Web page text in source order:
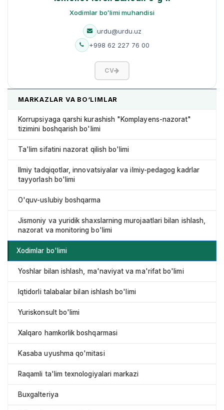
Xodimlar boʻlimi muhandisi
urdu@urdu.uz
+998 62 227 76 00
CV
MARKAZLAR VA BO‘LIMLAR
Korrupsiyaga qarshi kurashish "Komplayens-nazorat"
tizimini boshqarish bo'limi
Ta'lim sifatini nazorat qilish bo'limi
Ilmiy tadqiqotlar, innovatsiyalar va ilmiy-pedagog kadrlar
tayyorlash bo'limi
O'quv-uslubiy boshqarma
Jismoniy va yuridik shaxslarning murojaatlari bilan ishlash,
nazorat va monitoring bo'limi
Xodimlar bo'limi
Yoshlar bilan ishlash, ma'naviyat va ma'rifat bo'limi
Iqtidorli talabalar bilan ishlash bo'limi
Yuriskonsult bo'limi
Xalqaro hamkorlik boshqarmasi
Kasaba uyushma qo'mitasi
Raqamli ta'lim texnologiyalari markazi
Buxgalteriya